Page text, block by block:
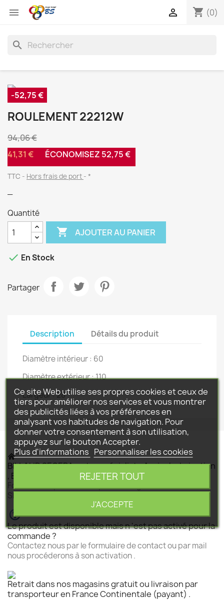
 shopping_cart (0)

search
-52,75 €
ROULEMENT 22212W
94,06 €
41,31 €
ÉCONOMISEZ 52,75 €
TTC Hors frais de port *
Quantité
 AJOUTER AU PANIER
 En Stock
Partager
Description Détails du produit
Diamètre intérieur : 60
Diamètre extérieur : 110
Largeur : 28
BILLAUD SEGEBA, votre spécialiste Agricole, Irrigation
, Elevage et Motoculture .
Fort d'une expérience de plus de vingt ans BILLAUD
SEGEBA vous accompagne dans tous vos projets .
Le produit est disponible mais n 'est pas activé pour la
commande ?
Contactez nous par le formulaire de contact ou par mail
nous procéderons à son activation .
Retrait dans nos magasins gratuit ou livraison par
transporteur en France Continentale (payant) .
Ce site Web utilise ses propres cookies et ceux de
tiers pour améliorer nos services et vous montrer
des publicités liées à vos préférences en
analysant vos habitudes de navigation. Pour
donner votre consentement à son utilisation,
appuyez sur le bouton Accepter.
Plus d'informations Personnaliser les cookies
REJETER TOUT
J'ACCEPTE